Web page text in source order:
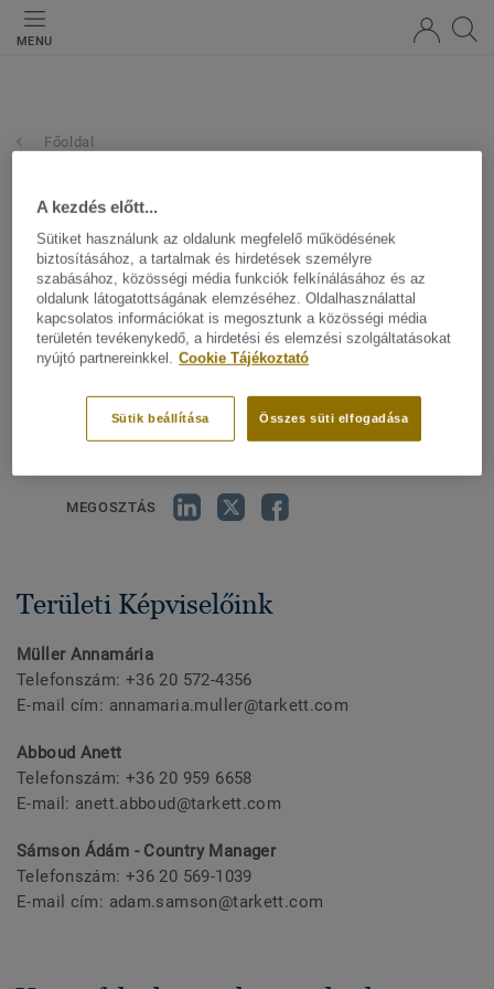
MENU
Főoldal
Területi Képviselőink
MEGOSZTÁS
Területi Képviselőink
Müller Annamária
Telefonszám: +36 20 572-4356
E-mail cím: annamaria.muller@tarkett.com
Abboud Anett
Telefonszám: +36 20 959 6658
E-mail: anett.abboud@tarkett.com
Sámson Ádám - Country Manager
Telefonszám: +36 20 569-1039
E-mail cím: adam.samson@tarkett.com
A kezdés előtt...
Sütiket használunk az oldalunk megfelelő működésének
biztosításához, a tartalmak és hirdetések személyre
szabásához, közösségi média funkciók felkínálásához és az
oldalunk látogatottságának elemzéséhez. Oldalhasználattal
kapcsolatos információkat is megosztunk a közösségi média
területén tevékenykedő, a hirdetési és elemzési szolgáltatásokat
nyújtó partnereinkkel. Cookie Tájékoztató
Összes süti elfogadása
Sütik beállítása